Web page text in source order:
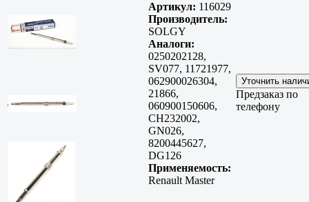
Артикул: 116029
Производитель:
SOLGY
Аналоги:
0250202128,
SV077, 11721977,
062900026304,
21866,
060900150606,
CH232002,
GN026,
8200445627,
DG126
Применяемость:
Renault Master
Предзаказ по
телефону